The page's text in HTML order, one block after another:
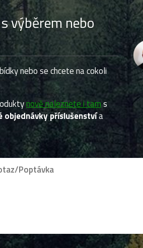
výběrem nebo
nebo se chcete na cokoli
nově naleznete i tams
objednávky příslušenstvía